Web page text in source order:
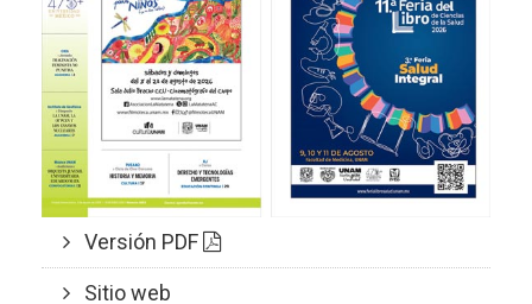
Versión PDF
Sitio web